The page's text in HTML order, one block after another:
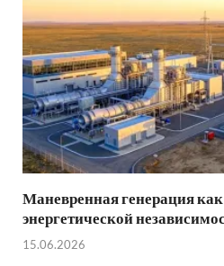
Маневренная генерация
энергетической
15.06.2026